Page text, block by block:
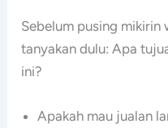
Sebelum pusing mikirin
tanyakan dulu: Apa
ini?
Apakah mau jualan